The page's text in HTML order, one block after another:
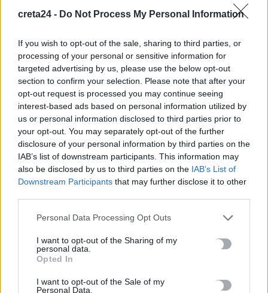
creta24 - Do Not Process My Personal Information
If you wish to opt-out of the sale, sharing to third parties, or
processing of your personal or sensitive information for
targeted advertising by us, please use the below opt-out
section to confirm your selection. Please note that after your
opt-out request is processed you may continue seeing
interest-based ads based on personal information utilized by
us or personal information disclosed to third parties prior to
your opt-out. You may separately opt-out of the further
disclosure of your personal information by third parties on the
IAB’s list of downstream participants. This information may
also be disclosed by us to third parties on the IAB’s List of
Downstream Participants that may further disclose it to other
Personal Data Processing Opt Outs
I want to opt-out of the Sharing of my
personal data.
Opted In
I want to opt-out of the Sale of my
Personal Data.
90χρονος πέθανε από φυσικά αίτια
Χανιά: Άγριος καβγάς έξω από το νοσοκομείο – Ένας
τραυματίας
6 Αυγούστου, 2026
Θεσσαλονίκη: Το πλυντήριο έκρυβε… σχεδόν ένα κιλό ηρωίνης
6 Αυγούστου, 2026
Με επιτυχία πραγματοποιήθηκαν τα εγκαίνια της έκθεσης
«Άρρητη Σάρκα» στο Μουσείο Σύγχρονης Τέχνης Χανίων –
Ελαιουργείον
6 Αυγούστου, 2026
TRENDING
ΚΥΡΙΑΚΟΣ ΠΙΕΡΡΑΚΑΚΗΣ #ΕΘΝΙΚΗ ΡΗΤΡΑ ΔΙΑΦΥΓΗΣ